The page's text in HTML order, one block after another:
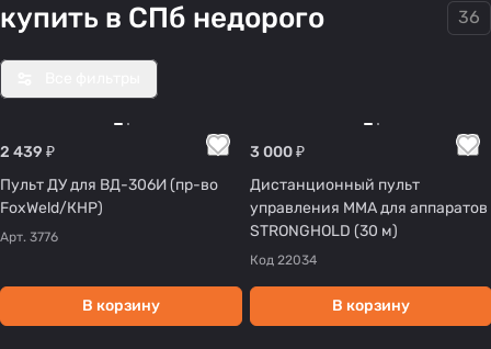
купить в СПб недорого
36
2 439 ₽
Пульт ДУ для ВД-306И (пр-во
FoxWeld/КНР)
Арт. 3776
В корзину
3 000 ₽
Дистанционный пульт
управления ММА для аппаратов
STRONGHOLD (30 м)
Код 22034
В корзину